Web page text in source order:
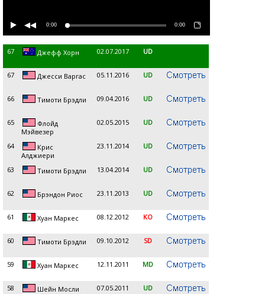
0:00 0:00
67 Джефф Хорн 02.07.2017 UD
67 Джесси Варгас 05.11.2016 UD
66 Тимоти Брэдли 09.04.2016 UD
65
Флойд
Мэйвезер
02.05.2015 UD
64
Крис
Алджиери
23.11.2014 UD
63 Тимоти Брэдли 13.04.2014 UD
62 Брэндон Риос 23.11.2013 UD
61 Хуан Маркеc 08.12.2012 KO
60 Тимоти Брэдли 09.10.2012 SD
59 Хуан Маркес 12.11.2011 MD
58 Шейн Мосли 07.05.2011 UD